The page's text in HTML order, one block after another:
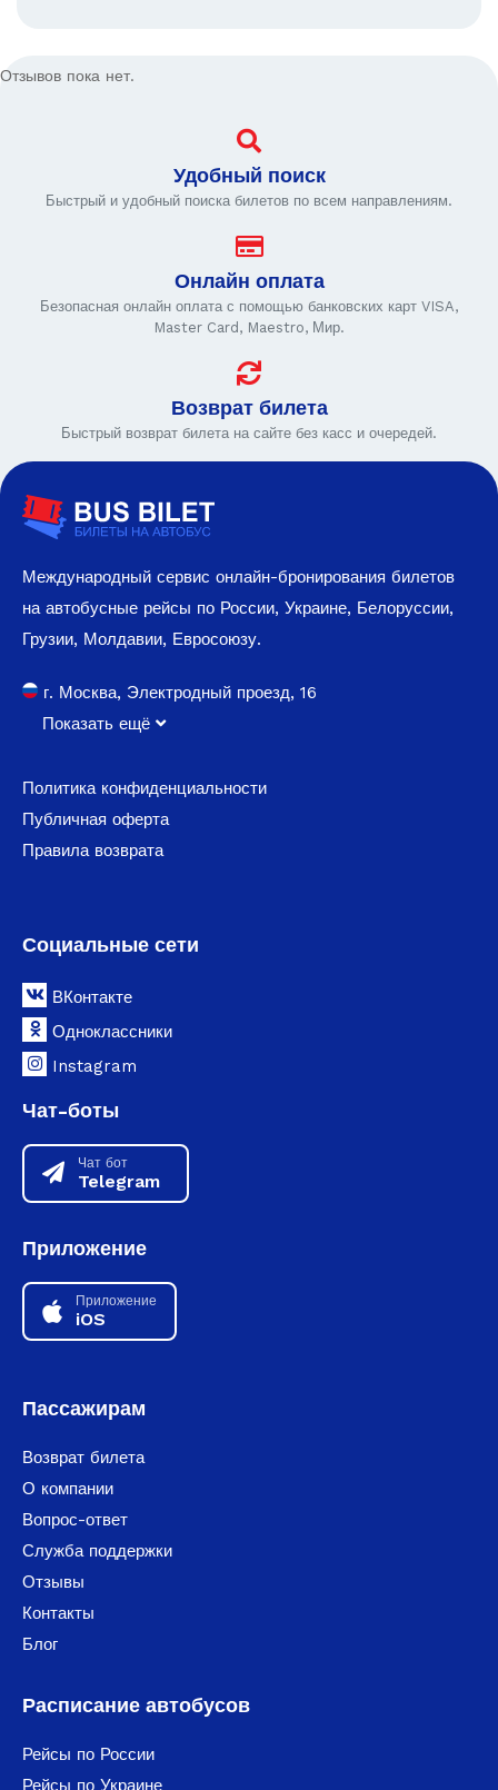
Отзывов пока нет.
Удобный поиск
Быстрый и удобный поиска билетов по всем направлениям.
Онлайн оплата
Безопасная онлайн оплата с помощью банковских карт VISA,
Master Card, Maestro, Мир.
Возврат билета
Быстрый возврат билета на сайте без касс и очередей.
Международный сервис онлайн-бронирования билетов
на автобусные рейсы по России, Украине, Белоруссии,
Грузии, Молдавии, Евросоюзу.
г. Москва, Электродный проезд, 16
Показать ещё
Политика конфиденциальности
Публичная оферта
Правила возврата
Социальные сети
ВКонтакте
Одноклассники
Instagram
Чат-боты
Чат бот
Telegram
Приложение
Приложение
iOS
Пассажирам
Возврат билета
О компании
Вопрос-ответ
Служба поддержки
Отзывы
Контакты
Блог
Расписание автобусов
Рейсы по России
Рейсы по Украине